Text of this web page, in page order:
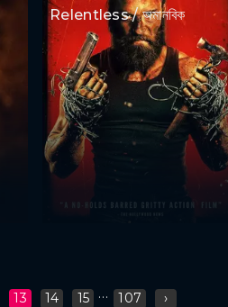
Relentless / অমানবিক
13 14 15 ... 107 ›